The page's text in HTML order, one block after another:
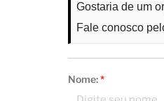
Gostaria de um
Fale conosco
Nome:*